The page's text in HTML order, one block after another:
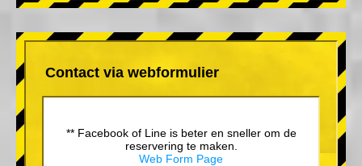
Contact via webformulier
** Facebook of Line is beter en sneller om de
reservering te maken.
Web Form Page